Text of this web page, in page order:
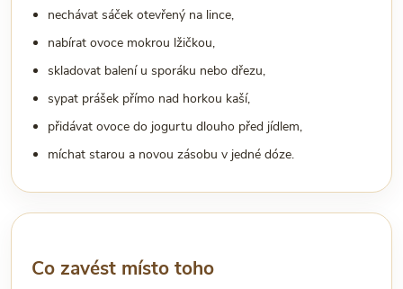
nechávat sáček otevřený na lince,
nabírat ovoce mokrou lžičkou,
skladovat balení u sporáku nebo dřezu,
sypat prášek přímo nad horkou kaší,
přidávat ovoce do jogurtu dlouho před jídlem,
míchat starou a novou zásobu v jedné dóze.
Co zavést místo toho